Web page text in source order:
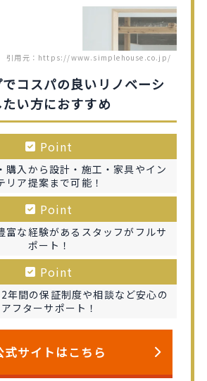
引用元：https://www.simplehouse.co.jp/
コスパの良いリノベーシ
い方におすすめ
Point
購入から設計・施工・家具やイン
リア提案まで可能！
Point
富な経験があるスタッフがフルサ
ポート！
Point
年間の保証制度や相談など安心の
アフターサポート！
式サイトはこちら